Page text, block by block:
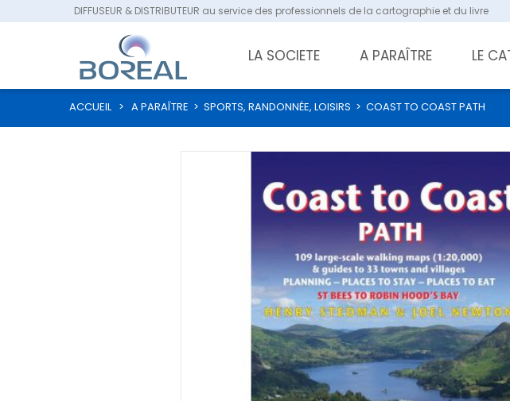
DIFFUSEUR & DISTRIBUTEUR au service des professionnels de la cartographie et du livre
LA SOCIETE A PARAÎTRE LE
ACCUEIL > A PARAÎTRE > SPORTS, RANDONNÉE, LOISIRS > COAST TO COAST PATH